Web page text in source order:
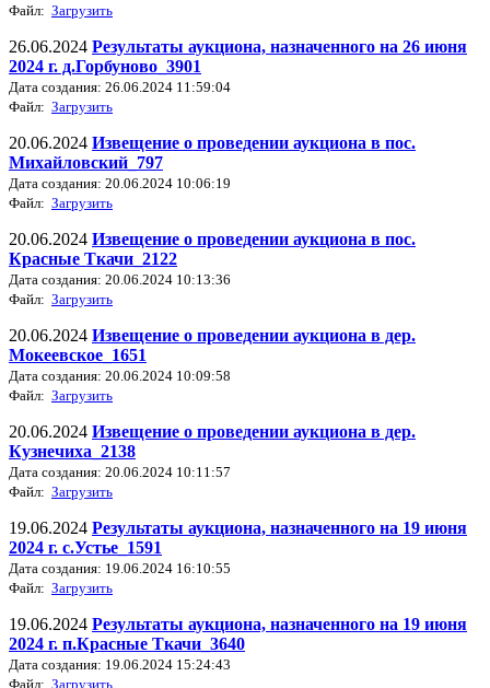
Файл: Загрузить
26.06.2024 Результаты аукциона, назначенного на 26 июня
2024 г. д.Горбуново_3901
Дата создания: 26.06.2024 11:59:04
Файл: Загрузить
20.06.2024 Извещение о проведении аукциона в пос.
Михайловский_797
Дата создания: 20.06.2024 10:06:19
Файл: Загрузить
20.06.2024 Извещение о проведении аукциона в пос.
Красные Ткачи_2122
Дата создания: 20.06.2024 10:13:36
Файл: Загрузить
20.06.2024 Извещение о проведении аукциона в дер.
Мокеевское_1651
Дата создания: 20.06.2024 10:09:58
Файл: Загрузить
20.06.2024 Извещение о проведении аукциона в дер.
Кузнечиха_2138
Дата создания: 20.06.2024 10:11:57
Файл: Загрузить
19.06.2024 Результаты аукциона, назначенного на 19 июня
2024 г. с.Устье_1591
Дата создания: 19.06.2024 16:10:55
Файл: Загрузить
19.06.2024 Результаты аукциона, назначенного на 19 июня
2024 г. п.Красные Ткачи_3640
Дата создания: 19.06.2024 15:24:43
Файл: Загрузить